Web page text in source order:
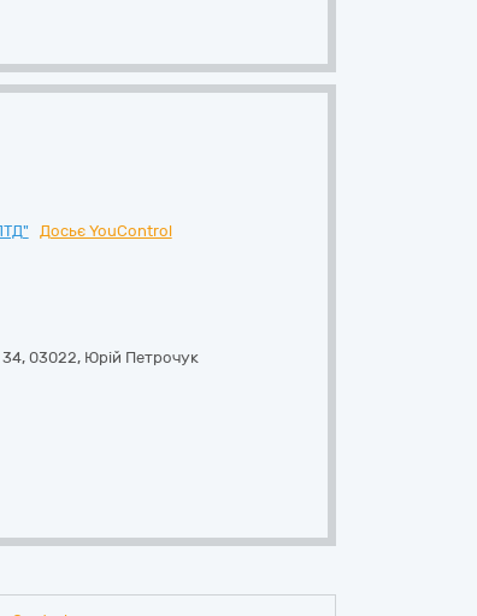
Досьє YouControl
, 03022, Юрій Петрочук